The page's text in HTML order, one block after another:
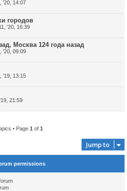
'20, 14:07
городов
'20, 16:39
Москва 124 года назад
'20, 09:09
'19, 13:15
21:59
• Page 1 of 1
Jump to
permissions